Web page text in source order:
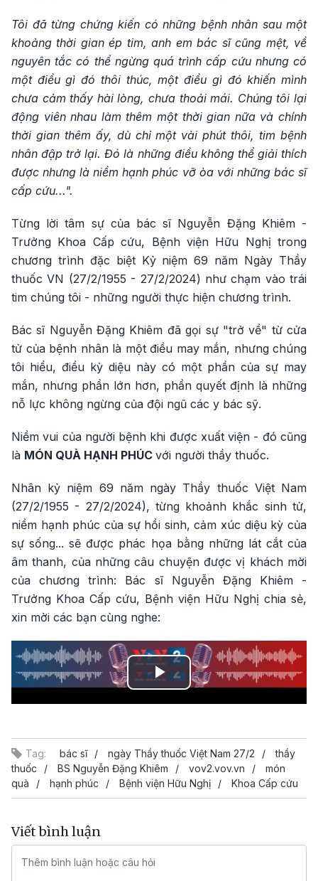
Tôi đã từng chứng kiến có những bệnh nhân sau một
khoảng thời gian ép tim, anh em bác sĩ cũng mệt, về
nguyên tắc có thể ngừng quá trình cấp cứu nhưng có
một điều gì đó thôi thúc, một điều gì đó khiến mình
chưa cảm thấy hài lòng, chưa thoải mái. Chúng tôi lại
động viên nhau làm thêm một thời gian nữa và chính
thời gian thêm ấy, dù chỉ một vài phút thôi, tim bệnh
nhân đập trở lại. Đó là những điều không thể giải thích
được nhưng là niềm hạnh phúc vỡ òa với những bác sĩ
cấp cứu...".
Từng lời tâm sự của bác sĩ Nguyễn Đặng Khiêm -
Trưởng Khoa Cấp cứu, Bệnh viện Hữu Nghị trong
chương trình đặc biệt Kỷ niệm 69 năm Ngày Thầy
thuốc VN (27/2/1955 - 27/2/2024) như chạm vào trái
tim chúng tôi - những người thực hiện chương trình.
Bác sĩ Nguyễn Đặng Khiêm đã gọi sự "trở về" từ cửa
tử của bệnh nhân là một điều may mắn, nhưng chúng
tôi hiểu, điều kỳ diệu này có một phần của sự may
mắn, nhưng phần lớn hơn, phần quyết định là những
nỗ lực không ngừng của đội ngũ các y bác sỹ.
Niềm vui của người bệnh khi được xuất viện - đó cũng
là MÓN QUÀ HẠNH PHÚC với người thầy thuốc.
Nhân kỷ niệm 69 năm ngày Thầy thuốc Việt Nam
(27/2/1955 - 27/2/2024), từng khoảnh khắc sinh tử,
niềm hạnh phúc của sự hồi sinh, cảm xúc diệu kỳ của
sự sống... sẽ được phác họa bằng những lát cắt của
âm thanh, của những câu chuyện được vị khách mời
của chương trình: Bác sĩ Nguyễn Đặng Khiêm -
Trưởng Khoa Cấp cứu, Bệnh viện Hữu Nghị chia sẻ,
xin mời các bạn cùng nghe:
Play
Tag: bác sĩ ngày Thầy thuốc Việt Nam 27/2
thầy
thuốc
BS Nguyễn Đặng Khiêm vov2.vov.vn
món
quà
hạnh phúc Bệnh viện Hữu Nghị Khoa Cấp cứu
Viết bình luận